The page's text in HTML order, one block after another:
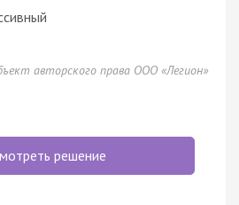
авторского права ООО «Легион»
решение